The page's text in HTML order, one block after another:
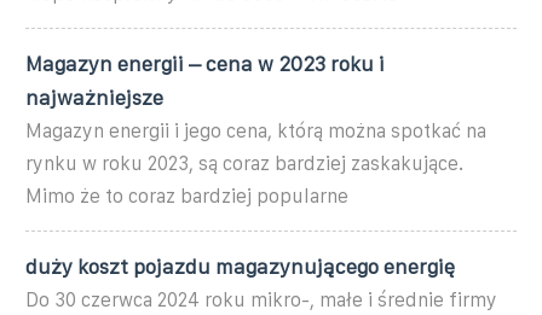
Magazyn energii – cena w 2023 roku i
najważniejsze
Magazyn energii i jego cena, którą można spotkać na
rynku w roku 2023, są coraz bardziej zaskakujące.
Mimo że to coraz bardziej popularne
duży koszt pojazdu magazynującego energię
Do 30 czerwca 2024 roku mikro-, małe i średnie firmy